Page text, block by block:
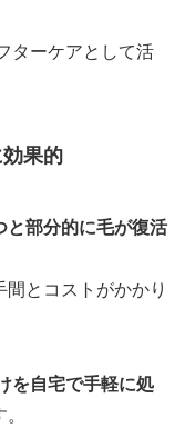
ターケアとして活
果的
と部分的に毛が復活
とコストがかかり
を自宅で手軽に処